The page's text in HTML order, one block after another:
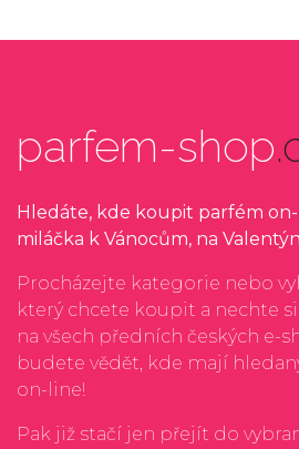
parfem-shop
Hledáte, kde koupit parfém
miláčka k Vánocům, na
Procházejte kategorie nebo
který chcete koupit a nechte
na všech předních českých e-
budete vědět, kde mají
on-line!
Pak již stačí jen přejít do